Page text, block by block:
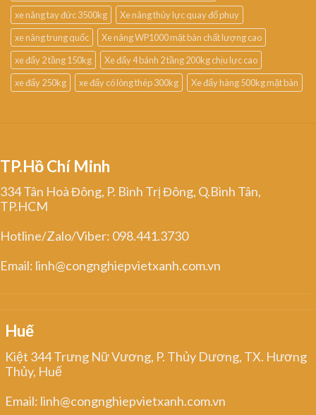
xe nâng tay đức 3500kg
Xe nâng thủy lực quay đổ phuy
xe nâng trung quốc
Xe nâng WP1000 mặt bàn chất lượng cao
xe đẩy 2 tầng 150kg
Xe đẩy 4 bánh 2 tầng 200kg chịu lực cao
xe đẩy 250kg
xe đẩy có lòng thép 300kg Xe đẩy hàng 500kg mặt bàn
TP.Hồ Chí Minh
334 Tân Hoà Đông, P. Bình Trị Đông, Q.Bình Tân,
TP.HCM
Hotline/Zalo/Viber: 098.441.3730
Email: linh@congnghiepvietxanh.com.vn
Huế
Kiệt 344 Trưng Nữ Vương, P. Thủy Dương, TX. Hương
Thủy, Huế
Email: linh@congnghiepvietxanh.com.vn